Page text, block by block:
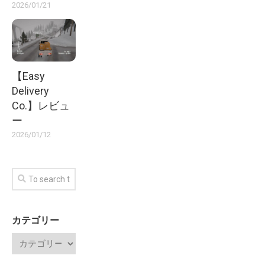
2026/01/21
【Easy
Delivery
Co.】レビュ
ー
2026/01/12
カテゴリー